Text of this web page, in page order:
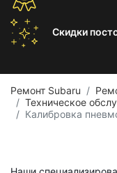
Скидки
Ремонт Subaru
Техническое
Калибровка